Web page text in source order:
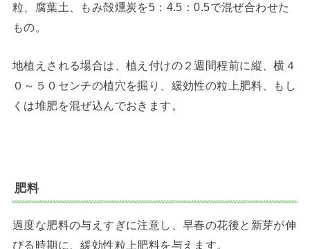
粒、腐葉土、もみ殻燻炭を5：4.5：0.5で混ぜ合わせた
もの。
地植えされる場合は、植え付けの２週間程前に縦、横４
０～５０センチの植穴を掘り、緩効性の粒上肥料、もし
くは堆肥を混ぜ込んでおきます。
肥料
過度な肥料の与えすぎに注意し、早春の花後と新芽が伸
びる時期に、緩効性粒上肥料を与えます。